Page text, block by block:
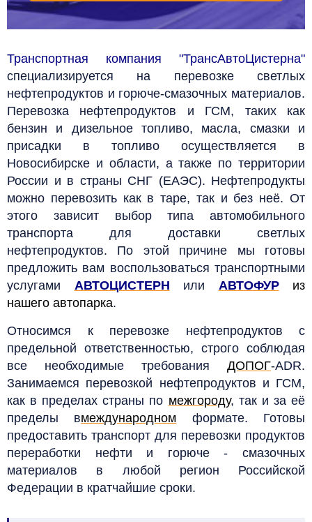
Транспортная компания "ТрансАвтоЦистерна"
специализируется на перевозке светлых
нефтепродуктов и горюче-смазочных материалов.
Перевозка нефтепродуктов и ГСМ, таких как
бензин и дизельное топливо, масла, смазки и
присадки в топливо осуществляется в
Новосибирске и области, а также по территории
России и в страны СНГ (ЕАЭС). Нефтепродукты
можно перевозить как в таре, так и без неё. От
этого зависит выбор типа автомобильного
транспорта для доставки светлых
нефтепродуктов. По этой причине мы готовы
предложить вам воспользоваться транспортными
услугами АВТОЦИСТЕРН или АВТОФУРиз
нашего автопарка.
Относимся к перевозке нефтепродуктов с
предельной ответственностью, строго соблюдая
все необходимые требования ДОПОГ-ADR.
Занимаемся перевозкой нефтепродуктов и ГСМ,
как в пределах страны по межгороду, так и за её
пределы вмеждународном
формате. Готовы
предоставить транспорт для перевозки продуктов
переработки нефти и горюче - смазочных
материалов в любой регион Российской
Федерации в кратчайшие сроки.